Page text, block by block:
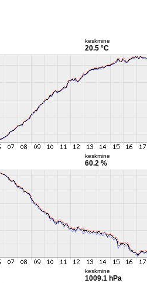
keskmine
20.5 °C
keskmine
60.2 %
keskmine
1009.1 hPa